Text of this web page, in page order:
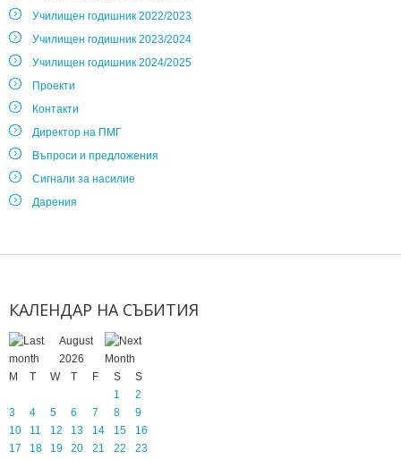
Училищен годишник 2022/2023
Училищен годишник 2023/2024
Училищен годишник 2024/2025
Проекти
Контакти
Директор на ПМГ
Въпроси и предложения
Сигнали за насилие
Дарения
КАЛЕНДАР НА СЪБИТИЯ
August
2026
M
T W T F S
S
1
2
3
4 5 6 7 8
9
10
11 12 13 14 15
16
17
18 19 20 21 22
23